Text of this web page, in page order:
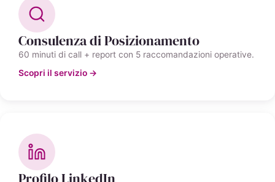
Consulenza di Posizionamento
60 minuti di call + report con 5 raccomandazioni operative.
Scopri il servizio →
Profilo LinkedIn